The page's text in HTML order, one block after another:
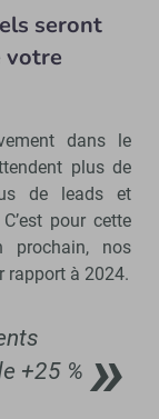
seront
votre
dans le
plus de
de leads et
pour cette
prochain, nos
rapport à 2024.
+25 %